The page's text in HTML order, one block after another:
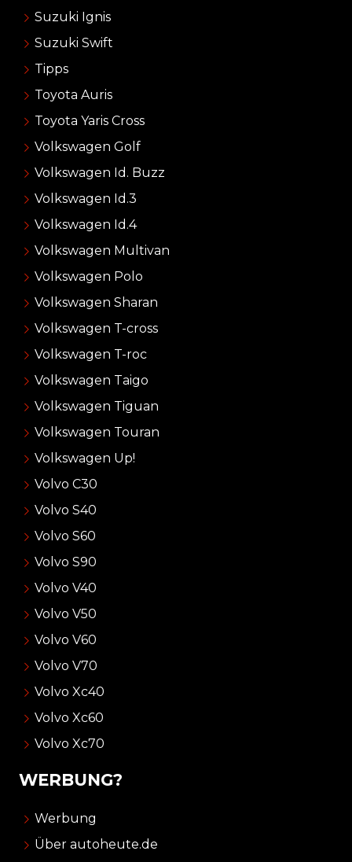
Suzuki Ignis
Suzuki Swift
Tipps
Toyota Auris
Toyota Yaris Cross
Volkswagen Golf
Volkswagen Id. Buzz
Volkswagen Id.3
Volkswagen Id.4
Volkswagen Multivan
Volkswagen Polo
Volkswagen Sharan
Volkswagen T-cross
Volkswagen T-roc
Volkswagen Taigo
Volkswagen Tiguan
Volkswagen Touran
Volkswagen Up!
Volvo C30
Volvo S40
Volvo S60
Volvo S90
Volvo V40
Volvo V50
Volvo V60
Volvo V70
Volvo Xc40
Volvo Xc60
Volvo Xc70
WERBUNG?
Werbung
Über autoheute.de